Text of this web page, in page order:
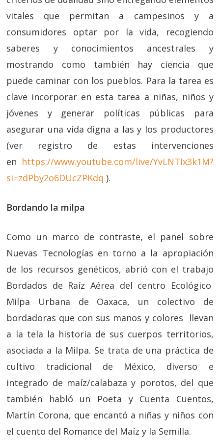
vitales que permitan a campesinos y a
consumidores optar por la vida, recogiendo
saberes y conocimientos ancestrales y
mostrando como también hay ciencia que
puede caminar con los pueblos. Para la tarea es
clave incorporar en esta tarea a niñas, niños y
jóvenes y generar políticas públicas para
asegurar una vida digna a las y los productores
(ver registro de estas intervenciones
en https://www.youtube.com/live/YvLNTIx3k1M?
si=zdPby2o6DUcZPKdq ).
Bordando la milpa
Como un marco de contraste, el panel sobre
Nuevas Tecnologías en torno a la apropiación
de los recursos genéticos, abrió con el trabajo
Bordados de Raíz Aérea del centro Ecológico
Milpa Urbana de Oaxaca, un colectivo de
bordadoras que con sus manos y colores llevan
a la tela la historia de sus cuerpos territorios,
asociada a la Milpa. Se trata de una práctica de
cultivo tradicional de México, diverso e
integrado de maíz/calabaza y porotos, del que
también habló un Poeta y Cuenta Cuentos,
Martín Corona, que encantó a niñas y niños con
el cuento del Romance del Maíz y la Semilla.